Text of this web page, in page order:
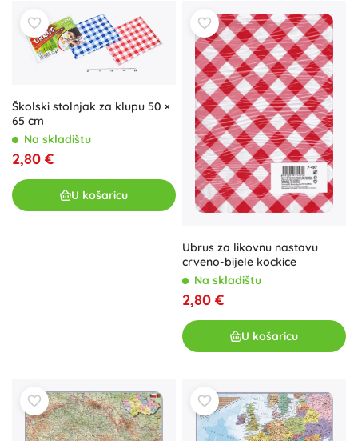
Školski stolnjak za klupu 50 ×
65 cm
Na skladištu
2,80 €
U košaricu
Ubrus za likovnu nastavu
crveno-bijele kockice
Na skladištu
2,80 €
U košaricu